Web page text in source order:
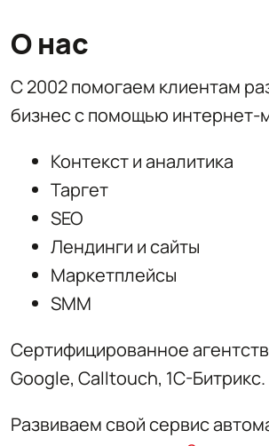
О нас
С 2002 помогаем клиентам
бизнес с помощью интернет-
Контекст и аналитика
Таргет
SEO
Лендинги и сайты
Маркетплейсы
SMM
Сертифицированное
Google, Calltouch, 1С-Битрикс.
Развиваем свой сервис